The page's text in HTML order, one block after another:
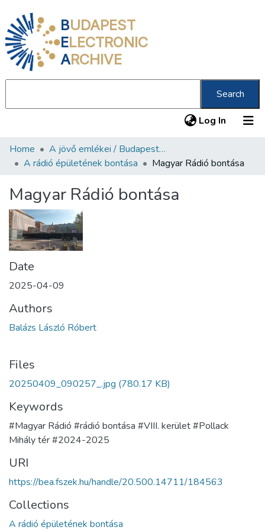
BUDAPEST
ELECTRONIC
ARCHIVE
Search
Log In (current)
Communities & Collections
Statistics
About us
Home
A jövő emlékei / Budapest ma
A rádió épületének bontása
Magyar Rádió bontása
Magyar Rádió bontása
Date
2025-04-09
Authors
Balázs László Róbert
Files
20250409_090257_.jpg (780.17 KB)
Keywords
#Magyar Rádió #rádió bontása #VIII. kerület #Pollack
Mihály tér #2024-2025
URI
https://bea.fszek.hu/handle/20.500.14711/184563
Collections
A rádió épületének bontása